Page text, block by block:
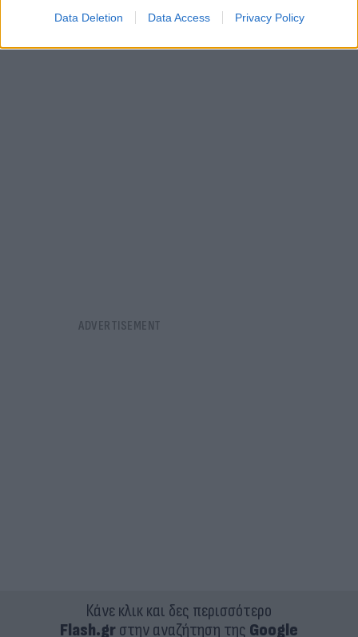
Data Deletion Data Access Privacy Policy
Κάνε κλικ και δες περισσότερο
Flash.grστην αναζήτηση της Google